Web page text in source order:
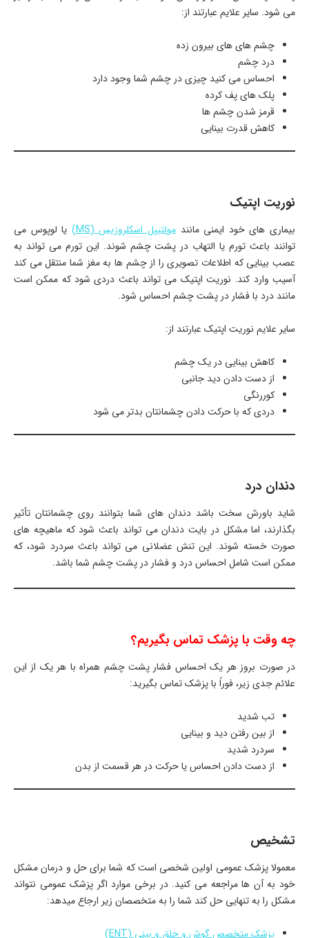
می شود. سایر علایم عبارتند از:
چشم های های بیرون زده
درد چشم
احساس می کنید چیزی در چشم شما وجود دارد
پلک های پف کرده
قرمز شدن چشم ها
کاهش قدرت بینایی
نوریت اپتیک
بیماری های خود ایمنی مانند مولتیپل اسکلروزیس (MS)
یا لوپوس می
توانند باعث تورم یا التهاب در پشت چشم شوند. این تورم می تواند به
عصب بینایی که اطلاعات تصویری را از چشم ها به مغز شما منتقل می کند
آسیب وارد کند. نوریت اپتیک می تواند باعث دردی شود که ممکن است
مانند درد با فشار در پشت چشم احساس شود.
سایر علایم نوریت اپتیک عبارتند از:
کاهش بینایی در یک چشم
از دست دادن دید جانبی
کوررنگی
دردی که با حرکت دادن چشمانتان بدتر می شود
دندان درد
شاید باورش سخت باشد دندان های شما بتوانند روی چشمانتان تأثیر
بگذارند، اما مشکل در بایت دندان می تواند باعث شود كه ماهیچه های
صورت خسته شوند. این تنش عضلانی می تواند باعث سردرد شود، که
ممکن است شامل احساس درد و فشار در پشت چشم شما باشد.
چه وقت با پزشک تماس بگیریم؟
در صورت بروز هر یک احساس فشار پشت چشم همراه با هر یک از این
علائم جدی زیر، فوراً با پزشک تماس بگیرید:
تب شدید
از بین رفتن دید و بینایی
سردرد شدید
از دست دادن احساس یا حرکت در هر قسمت از بدن
تشخیص
معمولا پزشک عمومی اولین شخصی است که شما برای حل و درمان مشکل
خود به آن ها مراجعه می کنید. در برخی موارد اگر پزشک عمومی نتواند
مشکل را به تنهایی حل کند شما را به متخصصان زیر ارجاع میدهد:
پزشک متخصص گوش و حلق و بینی (ENT)